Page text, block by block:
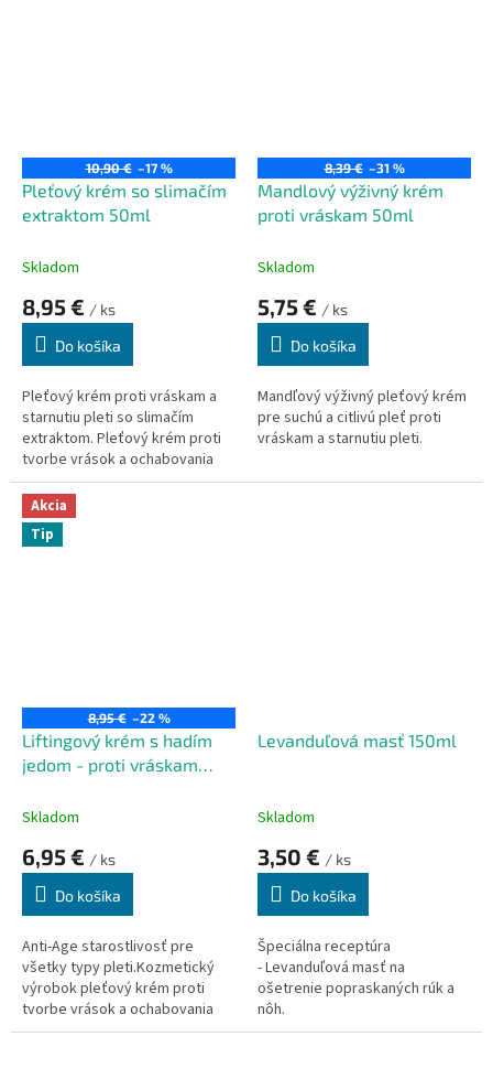
10,90 € –17 %
Pleťový krém so slimačím
extraktom 50ml
Skladom
8,95 € / ks
Do košíka
Pleťový krém proti vráskam a
starnutiu pleti so slimačím
extraktom. Pleťový krém proti
tvorbe vrások a ochabovania
pleti.
8,39 € –31 %
Mandlový výživný krém
proti vráskam 50ml
Skladom
5,75 € / ks
Do košíka
Mandľový výživný pleťový krém
pre suchú a citlivú pleť proti
vráskam a starnutiu pleti.
Akcia
Tip
8,95 € –22 %
Liftingový krém s hadím
jedom - proti vráskam
Skladom
6,95 € / ks
Do košíka
Anti-Age starostlivosť pre
všetky typy pleti.Kozmetický
výrobok pleťový krém proti
tvorbe vrások a ochabovania
pleti. Obsahuje vysokoúčinnú
Levanduľová masť 150ml
Skladom
3,50 € / ks
Do košíka
Špeciálna receptúra
- Levanduľová masť na
ošetrenie popraskaných rúk a
nôh.